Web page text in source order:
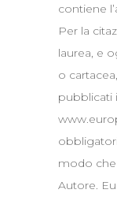
contiene
Per la
laurea, e
o
pubblicati
modo
Autore.